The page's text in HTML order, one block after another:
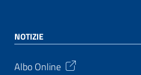
NOTIZIE
Albo Online